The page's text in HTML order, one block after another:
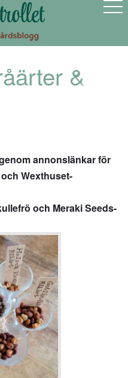
&
annonslänkar för
Wexthuset-
och Meraki Seeds-